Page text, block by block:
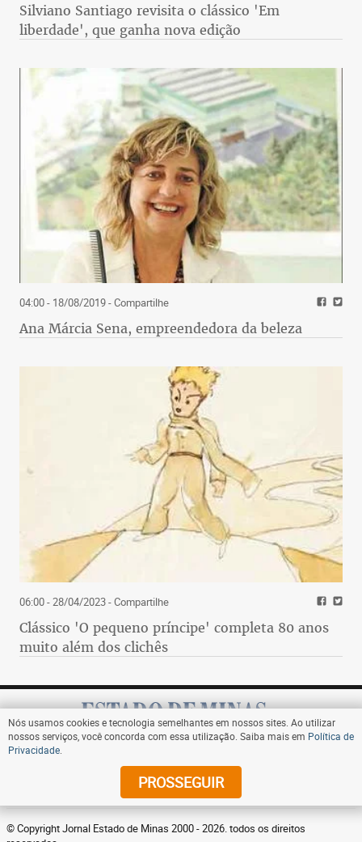
Silviano Santiago revisita o clássico 'Em
liberdade', que ganha nova edição
04:00 - 18/08/2019- Compartilhe
Ana Márcia Sena, empreendedora da beleza
06:00 - 28/04/2023- Compartilhe
Clássico 'O pequeno príncipe' completa 80 anos
muito além dos clichês
Assine
© Copyright Jornal Estado de Minas 2000 - 2026. todos os direitos
Nós usamos cookies e tecnologia semelhantes em nossos sites. Ao utilizar
nossos serviços, você concorda com essa utilização. Saiba mais em Política de
Privacidade
PROSSEGUIR